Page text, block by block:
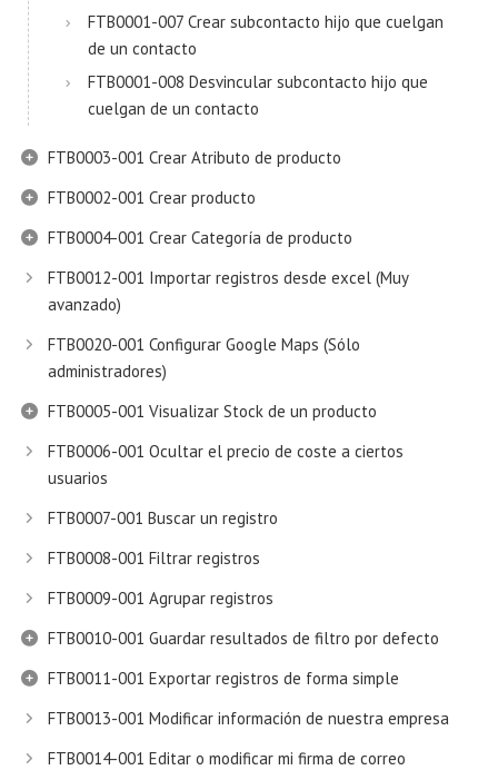
FTB0001-007 Crear subcontacto hijo que cuelgan
de un contacto
FTB0001-008 Desvincular subcontacto hijo que
cuelgan de un contacto
FTB0003-001 Crear Atributo de producto
FTB0002-001 Crear producto
FTB0004-001 Crear Categoría de producto
FTB0012-001 Importar registros desde excel (Muy
avanzado)
FTB0020-001 Configurar Google Maps (Sólo
administradores)
FTB0005-001 Visualizar Stock de un producto
FTB0006-001 Ocultar el precio de coste a ciertos
usuarios
FTB0007-001 Buscar un registro
FTB0008-001 Filtrar registros
FTB0009-001 Agrupar registros
FTB0010-001 Guardar resultados de filtro por defecto
FTB0011-001 Exportar registros de forma simple
FTB0013-001 Modificar información de nuestra empresa
FTB0014-001 Editar o modificar mi firma de correo